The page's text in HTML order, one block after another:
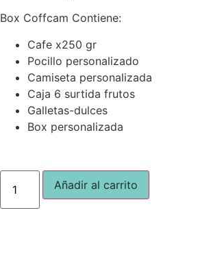
Box Coffcam Contiene:
Cafe x250 gr
Pocillo personalizado
Camiseta personalizada
Caja 6 surtida frutos
Galletas-dulces
Box personalizada
Añadir al carrito